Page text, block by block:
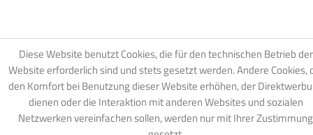
Diese Website benutzt Cookies, die für den technischen Betrieb der
Website erforderlich sind und stets gesetzt werden. Andere Cookies,
den Komfort bei Benutzung dieser Website erhöhen, der
dienen oder die Interaktion mit anderen Websites und sozialen
Netzwerken vereinfachen sollen, werden nur mit Ihrer Zustimmung